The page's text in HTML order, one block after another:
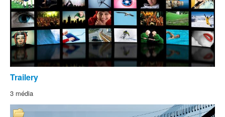
Trailery
3 média